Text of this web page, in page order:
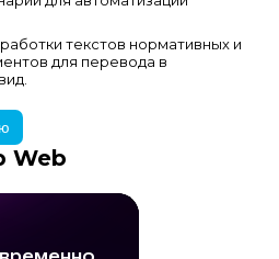
текстов нормативных и
для перевода в
Web